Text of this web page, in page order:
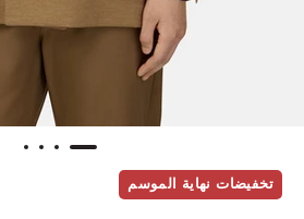
تخفيضات نهاية الموسم